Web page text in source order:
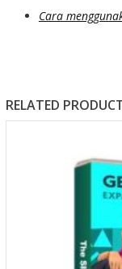
Cara
RELATED